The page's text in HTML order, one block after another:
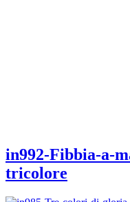
in992-Fibbia-a-
tricolore